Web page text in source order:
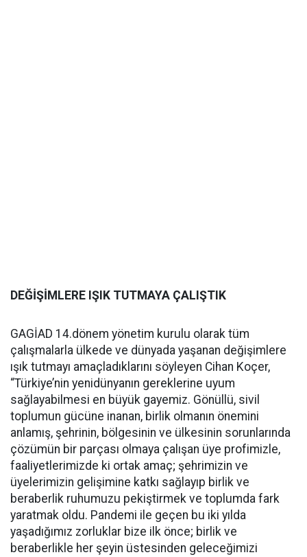
DEĞİŞİMLERE IŞIK TUTMAYA ÇALIŞTIK
GAGİAD 14.dönem yönetim kurulu olarak tüm
çalışmalarla ülkede ve dünyada yaşanan değişimlere
ışık tutmayı amaçladıklarını söyleyen Cihan Koçer,
“Türkiye’nin yenidünyanın gereklerine uyum
sağlayabilmesi en büyük gayemiz. Gönüllü, sivil
toplumun gücüne inanan, birlik olmanın önemini
anlamış, şehrinin, bölgesinin ve ülkesinin sorunlarında
çözümün bir parçası olmaya çalışan üye profimizle,
faaliyetlerimizde ki ortak amaç; şehrimizin ve
üyelerimizin gelişimine katkı sağlayıp birlik ve
beraberlik ruhumuzu pekiştirmek ve toplumda fark
yaratmak oldu. Pandemi ile geçen bu iki yılda
yaşadığımız zorluklar bize ilk önce; birlik ve
beraberlikle her şeyin üstesinden geleceğimizi